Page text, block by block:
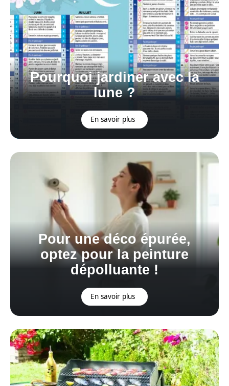
Pourquoi jardiner avec la
lune ?
En savoir plus
Pour une déco épurée,
optez pour la peinture
dépolluante !
En savoir plus